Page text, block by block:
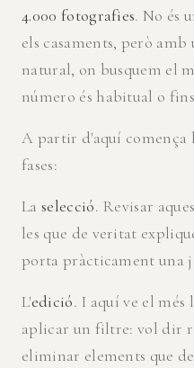
4.000 fotografies. No és
els casaments, però
natural, on busquem el
número és habitual o
A partir d'aquí comença
fases:
La selecció. Revisar
les que de veritat
porta pràcticament una
L'edició. I aquí ve el més
aplicar un filtre: vol dir
eliminar elements que